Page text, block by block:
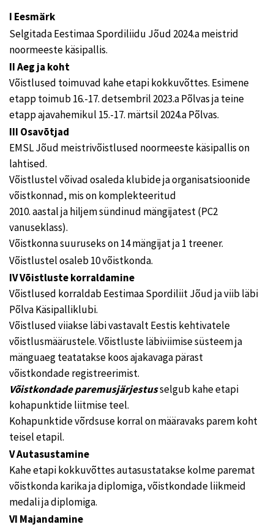
I Eesmärk
Selgitada Eestimaa Spordiliidu Jõud 2024.a meistrid
noormeeste käsipallis.
II Aeg ja koht
Võistlused toimuvad kahe etapi kokkuvõttes. Esimene
etapp toimub 16.-17. detsembril 2023.a Põlvas ja teine
etapp ajavahemikul 15.-17. märtsil 2024.a Põlvas.
III Osavõtjad
EMSL Jõud meistrivõistlused noormeeste käsipallis on
lahtised.
Võistlustel võivad osaleda klubide ja organisatsioonide
võistkonnad, mis on komplekteeritud
2010. aastal ja hiljem sündinud mängijatest (PC2
vanuseklass).
Võistkonna suuruseks on 14 mängijat ja 1 treener.
Võistlustel osaleb 10 võistkonda.
IV Võistluste korraldamine
Võistlused korraldab Eestimaa Spordiliit Jõud ja viib läbi
Põlva Käsipalliklubi.
Võistlused viiakse läbi vastavalt Eestis kehtivatele
võistlusmäärustele. Võistluste läbiviimise süsteem ja
mänguaeg teatatakse koos ajakavaga pärast
võistkondade registreerimist.
Võistkondade paremusjärjestusselgub kahe etapi
kohapunktide liitmise teel.
Kohapunktide võrdsuse korral on määravaks parem koht
teisel etapil.
V Autasustamine
Kahe etapi kokkuvõttes autasustatakse kolme paremat
võistkonda karika ja diplomiga, võistkondade liikmeid
medali ja diplomiga.
VI Majandamine